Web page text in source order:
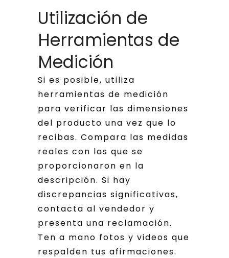
Utilización de
Herramientas de
Medición
Si es posible, utiliza
herramientas de medición
para verificar las dimensiones
del producto una vez que lo
recibas. Compara las medidas
reales con las que se
proporcionaron en la
descripción. Si hay
discrepancias significativas,
contacta al vendedor y
presenta una reclamación.
Ten a mano fotos y videos que
respalden tus afirmaciones.